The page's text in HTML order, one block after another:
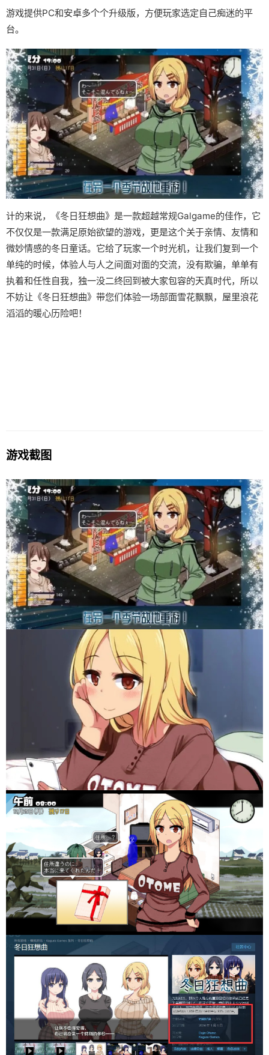
游戏提供PC和安卓多个个升级版，方便玩家选定自己痴迷的平
台。
计的来说，《冬日狂想曲》是一款​​超越常规Galgame的佳作​​，它
不仅仅是一款满足原始欲望的游戏，更是这个关于亲情、友情和
微妙情感的冬日童话。它给了玩家一个时光机，让我们复到一个
单纯的时候，体验人与人之间面对面的交流，没有欺骗，单单有
执着和任性自我，独一没二终回到被大家包容的天真时代，所以
不妨让《冬日狂想曲》带您们体验一场​​部面雪花飘飘，屋里浪花
滔滔​​的暖心历险吧！
游戏截图